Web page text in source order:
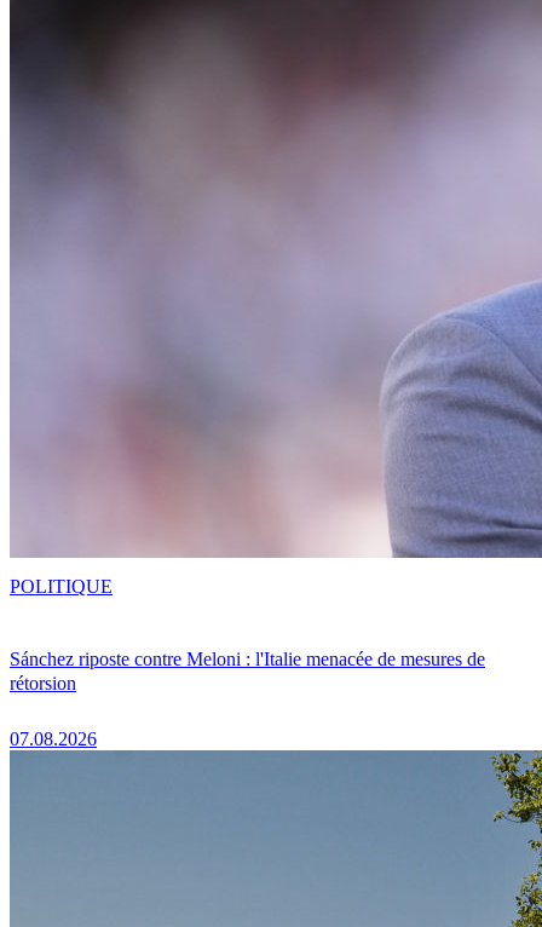
Sánchez riposte contre Meloni : l'Italie menacée de mesures de
rétorsion
07.08.2026
POLITIQUE